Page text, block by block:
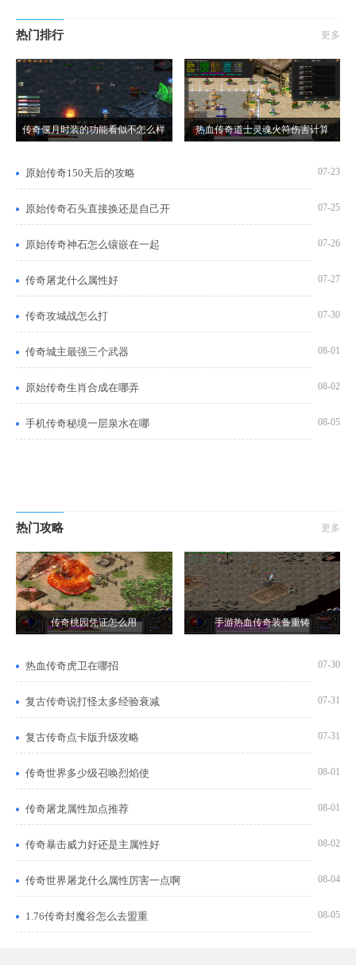
热门排行 更多
传奇偃月时装的功能看似不怎么样 热血传奇道士灵魂火符伤害计算
原始传奇150天后的攻略 07-23
原始传奇石头直接换还是自己开 07-25
原始传奇神石怎么镶嵌在一起 07-26
传奇屠龙什么属性好 07-27
传奇攻城战怎么打 07-30
传奇城主最强三个武器 08-01
原始传奇生肖合成在哪弄 08-02
手机传奇秘境一层泉水在哪 08-05
热门攻略 更多
传奇桃园凭证怎么用 手游热血传奇装备重铸
热血传奇虎卫在哪招 07-30
复古传奇说打怪太多经验衰减 07-31
复古传奇点卡版升级攻略 07-31
传奇世界多少级召唤烈焰使 08-01
传奇屠龙属性加点推荐 08-01
传奇暴击威力好还是主属性好 08-02
传奇世界屠龙什么属性厉害一点啊 08-04
1.76传奇封魔谷怎么去盟重 08-05